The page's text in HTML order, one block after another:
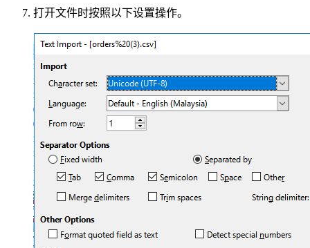
打开文件时按照以下设置操作。